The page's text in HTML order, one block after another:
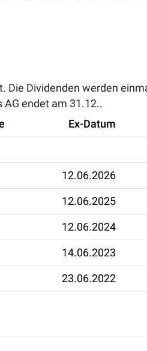
Die Dividenden werden
AG endet am 31.12..
Ex-Datum
12.06.2026
12.06.2025
12.06.2024
14.06.2023
23.06.2022